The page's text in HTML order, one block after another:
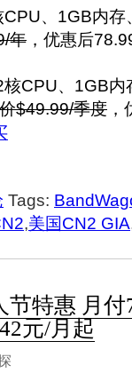
、1GB内
年 ，优惠后
CPU、1GB内
$49.99/季度
Tags:
,美国CN2 GIA
节特惠 月
元/月起